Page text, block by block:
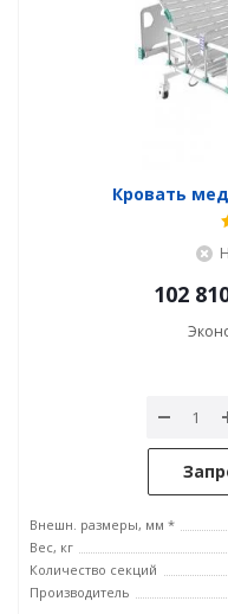
Кровать
102
Внешн. размеры, мм *
Вес, кг
Количество секций
Производитель